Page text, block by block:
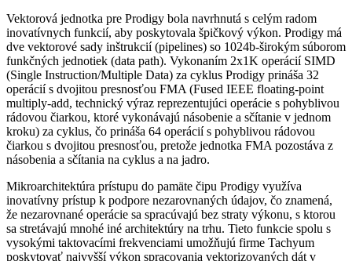
Vektorová jednotka pre Prodigy bola navrhnutá s celým radom
inovatívnych funkcií, aby poskytovala špičkový výkon. Prodigy má
dve vektorové sady inštrukcií (pipelines) so 1024b-širokým súborom
funkčných jednotiek (data path). Vykonaním 2x1K operácií SIMD
(Single Instruction/Multiple Data) za cyklus Prodigy prináša 32
operácií s dvojitou presnosťou FMA (Fused IEEE floating-point
multiply-add, technický výraz reprezentujúci operácie s pohyblivou
rádovou čiarkou, ktoré vykonávajú násobenie a sčítanie v jednom
kroku) za cyklus, čo prináša 64 operácií s pohyblivou rádovou
čiarkou s dvojitou presnosťou, pretože jednotka FMA pozostáva z
násobenia a sčítania na cyklus a na jadro.
Mikroarchitektúra prístupu do pamäte čipu Prodigy využíva
inovatívny prístup k podpore nezarovnaných údajov, čo znamená,
že nezarovnané operácie sa spracúvajú bez straty výkonu, s ktorou
sa stretávajú mnohé iné architektúry na trhu. Tieto funkcie spolu s
vysokými taktovacími frekvenciami umožňujú firme Tachyum
poskytovať najvyšší výkon spracovania vektorizovaných dát v